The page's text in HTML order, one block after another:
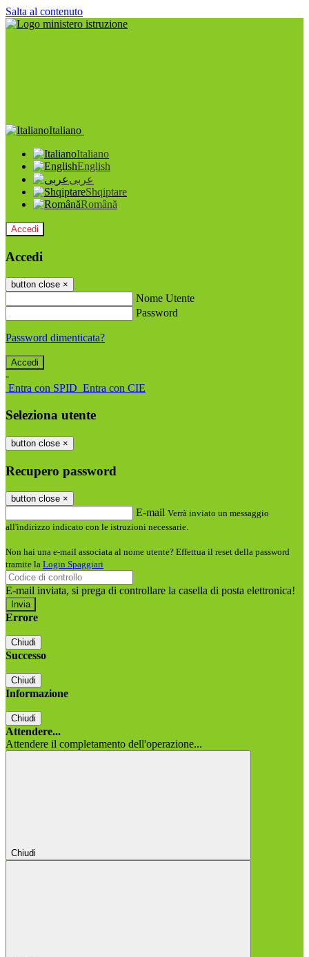
Salta al contenuto
Italiano
Italiano
English
عربى
Shqiptare
Română
Accedi
Accedi
button close ×
Nome Utente
Password
Password dimenticata?
-
Entra con SPID Entra con CIE
Seleziona utente
button close ×
Recupero password
button close ×
E-mail Verrà inviato un messaggio
all'indirizzo indicato con le istruzioni necessarie.
Non hai una e-mail associata al nome utente? Effettua il reset della password
tramite la Login Spaggiari
E-mail inviata, si prega di controllare la casella di posta elettronica!
Errore
Chiudi
Successo
Chiudi
Informazione
Chiudi
Attendere...
Attendere il completamento dell'operazione...
Chiudi